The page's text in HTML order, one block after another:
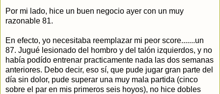
Por mi lado, hice un buen negocio ayer con un muy
razonable 81.
En efecto, yo necesitaba reemplazar mi peor score.......un
87. Jugué lesionado del hombro y del talón izquierdos, y no
había podído entrenar practicamente nada las dos semanas
anteriores. Debo decir, eso sí, que pude jugar gran parte del
día sin dolor, pude superar una muy mala partida (cinco
sobre el par en mis primeros seis hoyos), no hice dobles